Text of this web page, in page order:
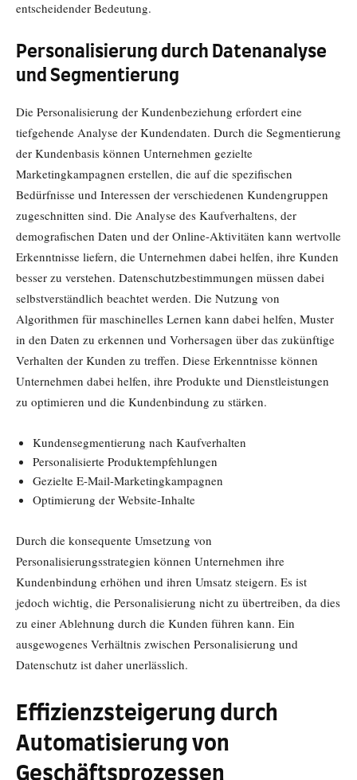
entscheidender Bedeutung.
Personalisierung durch Datenanalyse
und Segmentierung
Die Personalisierung der Kundenbeziehung erfordert eine
tiefgehende Analyse der Kundendaten. Durch die Segmentierung
der Kundenbasis können Unternehmen gezielte
Marketingkampagnen erstellen, die auf die spezifischen
Bedürfnisse und Interessen der verschiedenen Kundengruppen
zugeschnitten sind. Die Analyse des Kaufverhaltens, der
demografischen Daten und der Online-Aktivitäten kann wertvolle
Erkenntnisse liefern, die Unternehmen dabei helfen, ihre Kunden
besser zu verstehen. Datenschutzbestimmungen müssen dabei
selbstverständlich beachtet werden. Die Nutzung von
Algorithmen für maschinelles Lernen kann dabei helfen, Muster
in den Daten zu erkennen und Vorhersagen über das zukünftige
Verhalten der Kunden zu treffen. Diese Erkenntnisse können
Unternehmen dabei helfen, ihre Produkte und Dienstleistungen
zu optimieren und die Kundenbindung zu stärken.
Kundensegmentierung nach Kaufverhalten
Personalisierte Produktempfehlungen
Gezielte E-Mail-Marketingkampagnen
Optimierung der Website-Inhalte
Durch die konsequente Umsetzung von
Personalisierungsstrategien können Unternehmen ihre
Kundenbindung erhöhen und ihren Umsatz steigern. Es ist
jedoch wichtig, die Personalisierung nicht zu übertreiben, da dies
zu einer Ablehnung durch die Kunden führen kann. Ein
ausgewogenes Verhältnis zwischen Personalisierung und
Datenschutz ist daher unerlässlich.
Effizienzsteigerung durch
Automatisierung von
Geschäftsprozessen